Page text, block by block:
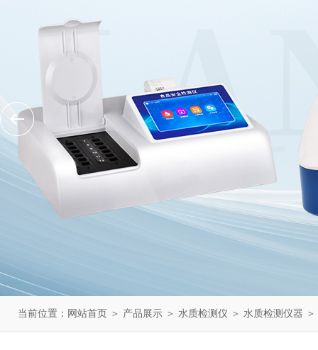
当前位置： 网站首页 ＞ 产品展示 ＞ 水质检测仪 ＞ 水质检测仪器